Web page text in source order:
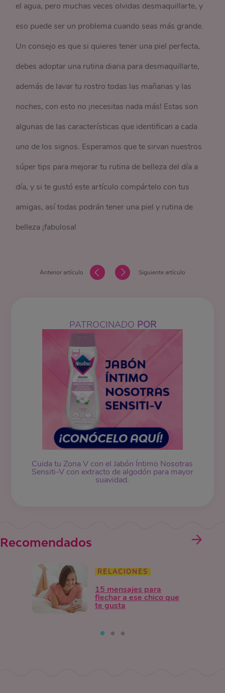
el agua, pero muchas veces olvidas desmaquillarte, y
eso puede ser un problema cuando seas más grande.
Un consejo es que si quieres tener una piel perfecta,
debes adoptar una rutina diaria para desmaquillarte,
además de lavar tu rostro todas las mañanas y las
noches, con esto no ¡necesitas nada más! Estas son
algunas de las características que identifican a cada
uno de los signos. Esperamos que te sirvan nuestros
súper tips para mejorar tu rutina de belleza del día a
día, y si te gustó este artículo compártelo con tus
amigas, así todas podrán tener una piel y rutina de
belleza ¡fabulosa!
Anterior artículo Siguiente artículo
PATROCINADO POR
Cuida tu Zona V con el Jabón Íntimo Nosotras
Sensiti-V con extracto de algodón para mayor
suavidad.
Recomendados
RELACIONES
15 mensajes para
flechar a ese chico que
te gusta